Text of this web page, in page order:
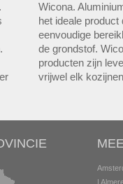
Wicona.
het ideale product
eenvoudige
de grondstof.
producten zijn
vrijwel elk
|